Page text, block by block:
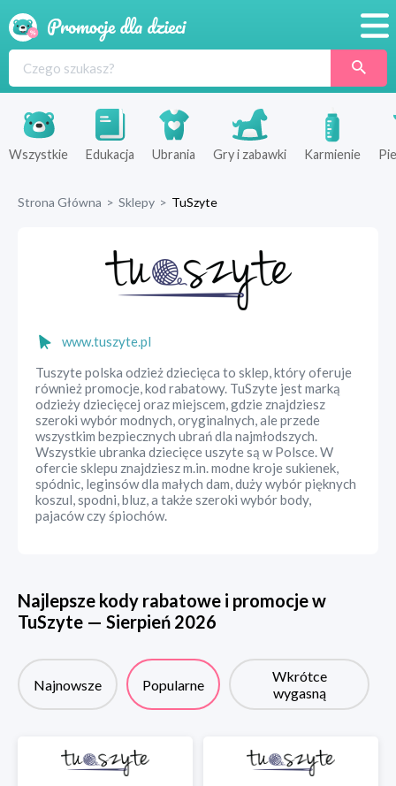
Produkty
Sklepy
Wszystkie Edukacja Ubrania Gry i zabawki Karmienie
Strona Główna > Sklepy > TuSzyte
www.tuszyte.pl
Tuszyte polska odzież dziecięca to sklep, który oferuje
również promocje, kod rabatowy. TuSzyte jest marką
odzieży dziecięcej oraz miejscem, gdzie znajdziesz
szeroki wybór modnych, oryginalnych, ale przede
wszystkim bezpiecznych ubrań dla najmłodszych.
Wszystkie ubranka dziecięce uszyte są w Polsce. W
ofercie sklepu znajdziesz m.in. modne kroje sukienek,
spódnic, leginsów dla małych dam, duży wybór pięknych
koszul, spodni, bluz, a także szeroki wybór body,
pajaców czy śpiochów.
Najlepsze kody rabatowe i promocje w
TuSzyte — Sierpień 2026
Najnowsze Popularne
Wkrótce
wygasną